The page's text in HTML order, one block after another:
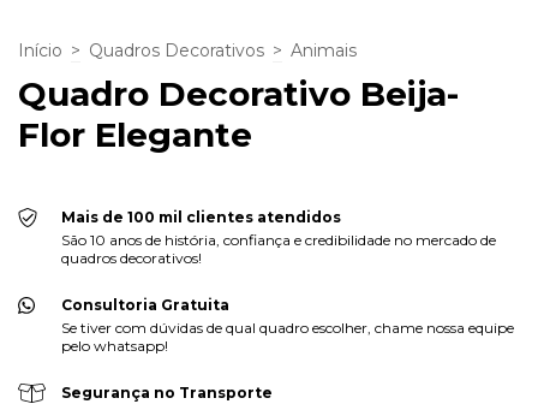
Início > Quadros Decorativos > Animais
Quadro Decorativo Beija-
Flor Elegante
Mais de 100 mil clientes atendidos
São 10 anos de história, confiança e credibilidade no mercado de
quadros decorativos!
Consultoria Gratuita
Se tiver com dúvidas de qual quadro escolher, chame nossa equipe
pelo whatsapp!
Segurança no Transporte